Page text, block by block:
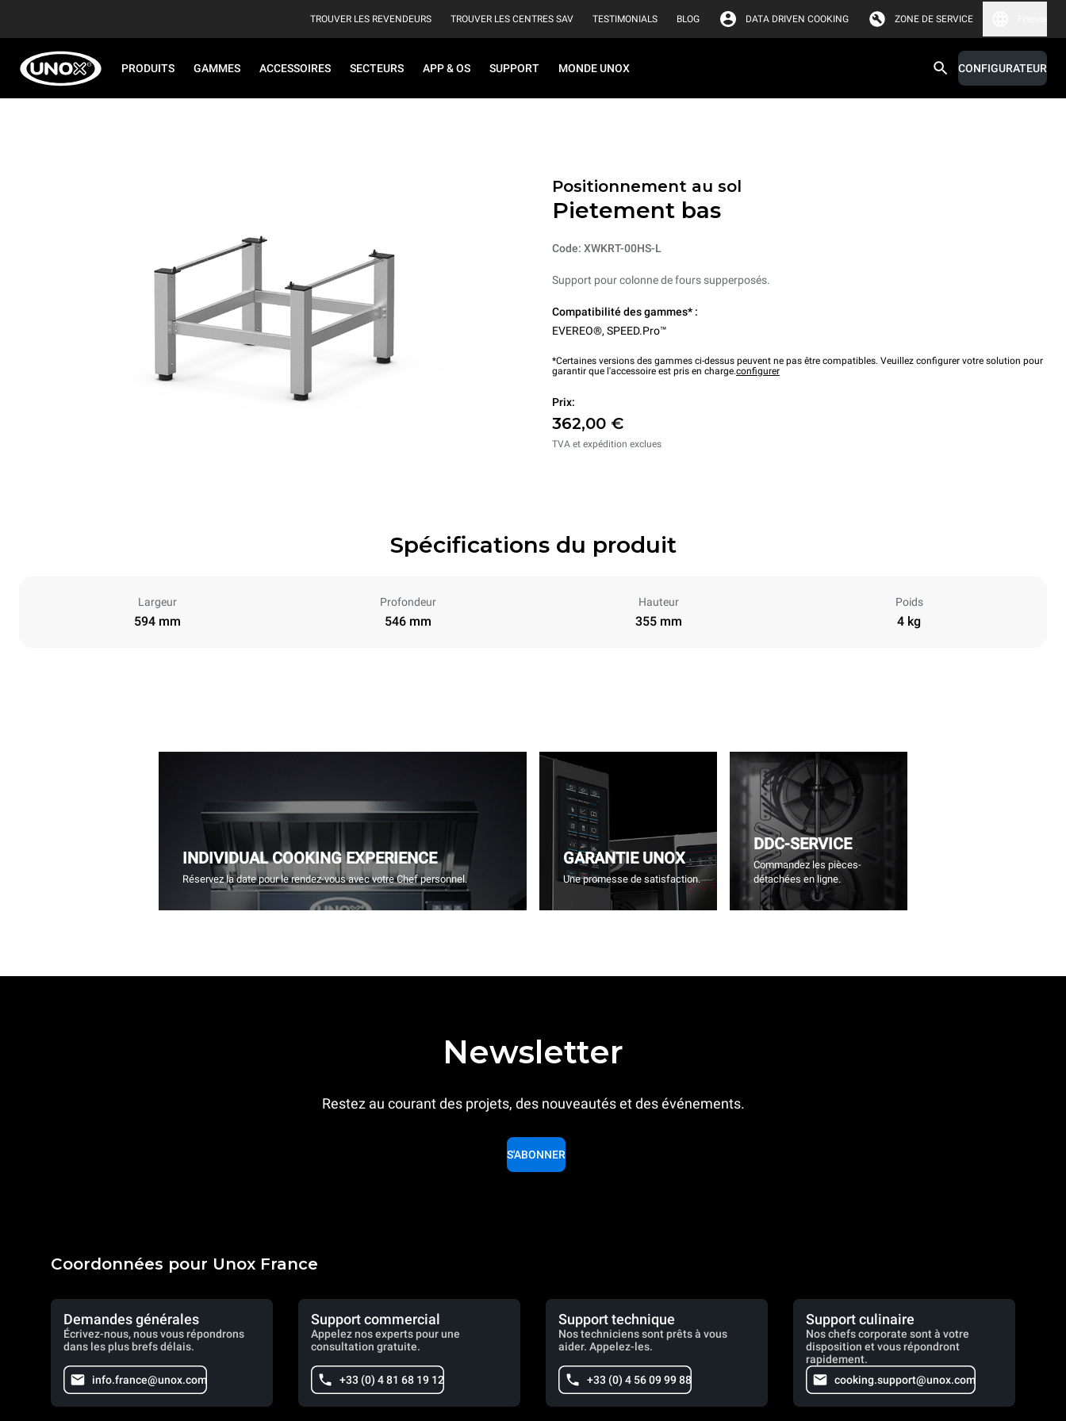
TROUVER LES REVENDEURS TROUVER LES CENTRES SAV TESTIMONIALS BLOG DATA DRIVEN COOKING ZONE DE SERVICE
PRODUITS GAMMES ACCESSOIRES SECTEURS APP & OS SUPPORT MONDE UNOX CONFIGURATEUR
Positionnement au sol
Pietement bas
Code: XWKRT-00HS-L
Support pour colonne de fours supperposés.
Compatibilité des gammes* :
EVEREO®, SPEED.Pro™
*Certaines versions des gammes ci-dessus peuvent ne pas être compatibles. Veuillez configurer votre solution pour
garantir que l'accessoire est pris en charge.configurer
Prix:
362,00 €
TVA et expédition exclues
Spécifications du produit
Largeur
594 mm
Profondeur
546 mm
Hauteur
355 mm
Poids
4 kg
INDIVIDUAL COOKING EXPERIENCE
Réservez la date pour le rendez-vous avec votre Chef personnel.
GARANTIE UNOX
Une promesse de satisfaction.
DDC-SERVICE
Commandez les pièces-
détachées en ligne.
Newsletter
Restez au courant des projets, des nouveautés et des événements.
S'ABONNER
Coordonnées pour Unox France
Demandes générales
Écrivez-nous, nous vous répondrons
dans les plus brefs délais.
info.france@unox.com
Support commercial
Appelez nos experts pour une
consultation gratuite.
+33 (0) 4 81 68 19 12
Support technique
Nos techniciens sont prêts à vous
aider. Appelez-les.
+33 (0) 4 56 09 99 88
Support culinaire
Nos chefs corporate sont à votre
disposition et vous répondront
rapidement.
cooking.support@unox.com